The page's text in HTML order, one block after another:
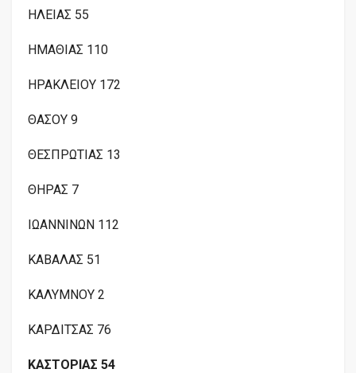
ΗΛΕΙΑΣ 55
ΗΜΑΘΙΑΣ 110
ΗΡΑΚΛΕΙΟΥ 172
ΘΑΣΟΥ 9
ΘΕΣΠΡΩΤΙΑΣ 13
ΘΗΡΑΣ 7
ΙΩΑΝΝΙΝΩΝ 112
ΚΑΒΑΛΑΣ 51
ΚΑΛΥΜΝΟΥ 2
ΚΑΡΔΙΤΣΑΣ 76
ΚΑΣΤΟΡΙΑΣ 54